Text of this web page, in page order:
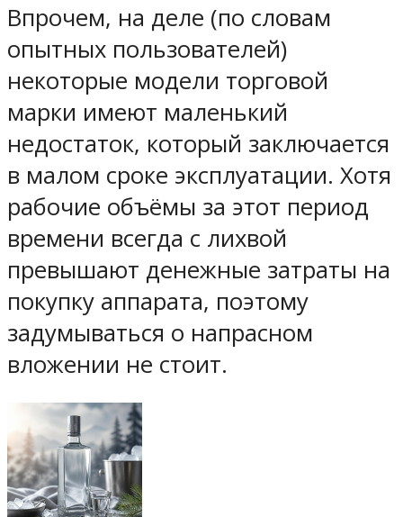
Впрочем, на деле (по словам
опытных пользователей)
некоторые модели торговой
марки имеют маленький
недостаток, который заключается
в малом сроке эксплуатации. Хотя
рабочие объёмы за этот период
времени всегда с лихвой
превышают денежные затраты на
покупку аппарата, поэтому
задумываться о напрасном
вложении не стоит.